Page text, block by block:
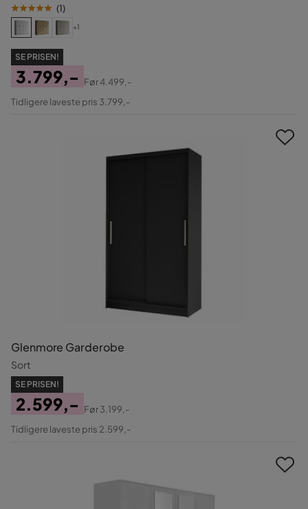
(1)
+1
SE PRISEN!
Pris
3.799,-
Original
Før4.499,-
Tidligere laveste pris 3.799,-
Glenmore Garderobe
Sort
SE PRISEN!
Pris
2.599,-
Original
Før3.199,-
Tidligere laveste pris 2.599,-